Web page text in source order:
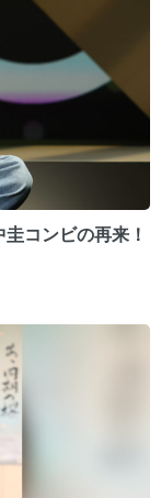
コンビの再来！